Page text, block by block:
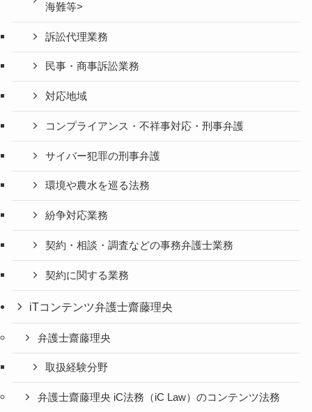
海難等>
訴訟代理業務
民事・商事訴訟業務
対応地域
コンプライアンス・不祥事対応・刑事弁護
サイバー犯罪の刑事弁護
環境や農水を巡る法務
紛争対応業務
契約・相談・調査などの事務弁護士業務
契約に関する業務
iTコンテンツ弁護士齋藤理央
弁護士齋藤理央
取扱経験分野
弁護士齋藤理央 iC法務（iC Law）のコンテンツ法務